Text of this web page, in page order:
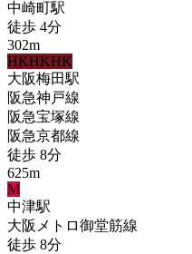
中崎町駅
徒歩 4分
302m
HKHKHK
大阪梅田駅
阪急神戸線
阪急宝塚線
阪急京都線
徒歩 8分
625m
M
中津駅
大阪メトロ御堂筋線
徒歩 8分